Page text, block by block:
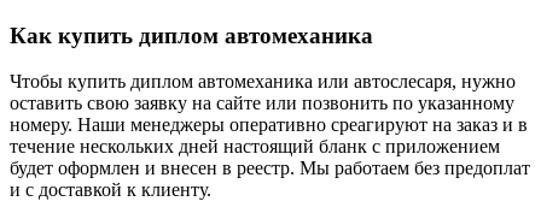
Как купить диплом автомеханика
Чтобы купить диплом автомеханика или автослесаря, нужно
оставить свою заявку на сайте или позвонить по указанному
номеру. Наши менеджеры оперативно среагируют на заказ и в
течение нескольких дней настоящий бланк с приложением
будет оформлен и внесен в реестр. Мы работаем без предоплат
и с доставкой к клиенту.